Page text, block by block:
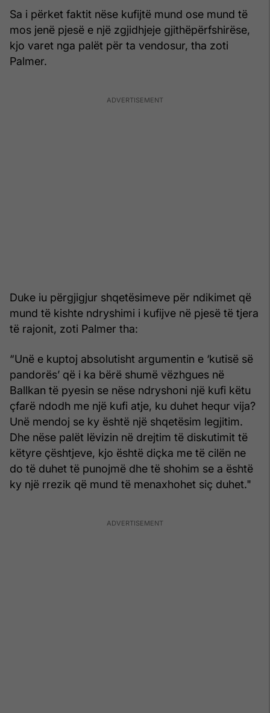
Sa i përket faktit nëse kufijtë mund ose mund të
mos jenë pjesë e një zgjidhjeje gjithëpërfshirëse,
kjo varet nga palët për ta vendosur, tha zoti
Palmer.
Duke iu përgjigjur shqetësimeve për ndikimet që
mund të kishte ndryshimi i kufijve në pjesë të tjera
të rajonit, zoti Palmer tha:
“Unë e kuptoj absolutisht argumentin e ‘kutisë së
pandorës’ që i ka bërë shumë vëzhgues në
Ballkan të pyesin se nëse ndryshoni një kufi këtu
çfarë ndodh me një kufi atje, ku duhet hequr vija?
Unë mendoj se ky është një shqetësim legjitim.
Dhe nëse palët lëvizin në drejtim të diskutimit të
këtyre çështjeve, kjo është diçka me të cilën ne
do të duhet të punojmë dhe të shohim se a është
ky një rrezik që mund të menaxhohet siç duhet."